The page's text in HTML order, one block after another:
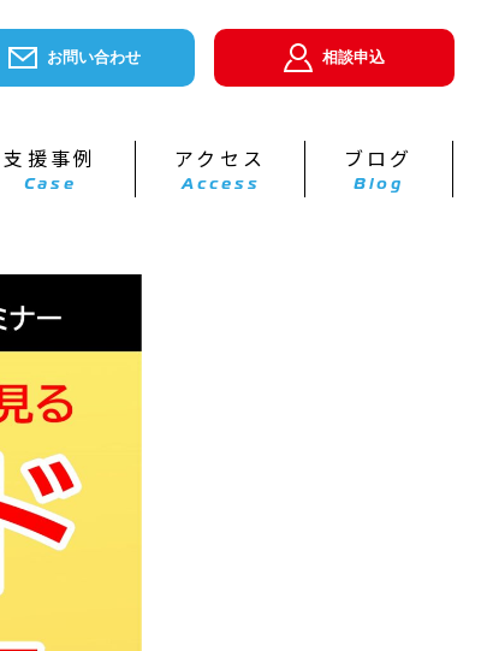
お問い合わせ 相談申込
支援事例
Case
アクセス
Access
ブログ
Blog